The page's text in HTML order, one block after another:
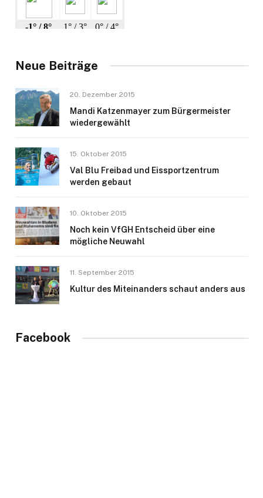
Neue Beiträge
20. Dezember 2015
Mandi Katzenmayer zum Bürgermeister
wiedergewählt
15. Oktober 2015
Val Blu Freibad und Eissportzentrum
werden gebaut
10. Oktober 2015
Noch kein VfGH Entscheid über eine
mögliche Neuwahl
11. September 2015
Kultur des Miteinanders schaut anders aus
Facebook